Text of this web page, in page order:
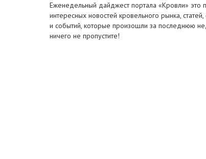
Еженедельный дайджест портала «Кровли» это
интересных новостей кровельного рынка,
и событий, которые произошли за последнюю
ничего не пропустите!